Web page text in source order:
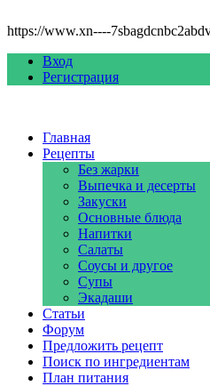
https://www.xn----
Вход
Регистрация
Главная
Рецепты
Без жарки
Выпечка и десерты
Закуски
Основные блюда
Напитки
Салаты
Соусы и другое
Супы
Экадаши
Статьи
Форум
Предложить рецепт
Поиск по ингредиентам
План питания